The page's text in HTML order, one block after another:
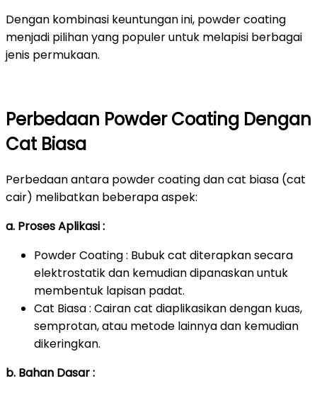
Dengan kombinasi keuntungan ini, powder coating
menjadi pilihan yang populer untuk melapisi berbagai
jenis permukaan.
Perbedaan Powder Coating Dengan
Cat Biasa
Perbedaan antara powder coating dan cat biasa (cat
cair) melibatkan beberapa aspek:
a. Proses Aplikasi :
Powder Coating : Bubuk cat diterapkan secara
elektrostatik dan kemudian dipanaskan untuk
membentuk lapisan padat.
Cat Biasa : Cairan cat diaplikasikan dengan kuas,
semprotan, atau metode lainnya dan kemudian
dikeringkan.
b. Bahan Dasar :